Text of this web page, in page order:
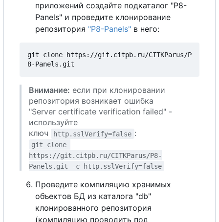
приложений создайте подкаталог "P8-
Panels" и проведите клонирование
репозитория "P8-Panels" в него:
git clone https://git.citpb.ru/CITKParus/P
Внимание: если при клонировании
репозитория возникает ошибка
"Server certificate verification failed" -
используйте
ключ
http.sslVerify=false :
git clone
https://git.citpb.ru/CITKParus/P8-
Panels.git -c http.sslVerify=false
Проведите компиляцию хранимых
объектов БД из каталога "db"
клонированного репозитория
(компиляцию проводить под